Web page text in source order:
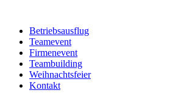
Betriebsausflug
Teamevent
Firmenevent
Teambuilding
Weihnachtsfeier
Kontakt